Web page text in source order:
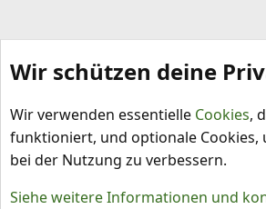
Schlagworte
Wir schützen deine
Wir verwenden essentielle Cookies,
funktioniert, und optionale Cookies,
bei der Nutzung zu verbessern.
Siehe weitere Informationen und